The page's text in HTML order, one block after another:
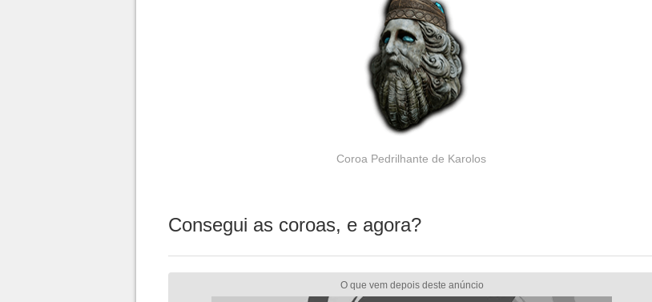
Coroa Pedrilhante de Karolos
Consegui as coroas, e agora?